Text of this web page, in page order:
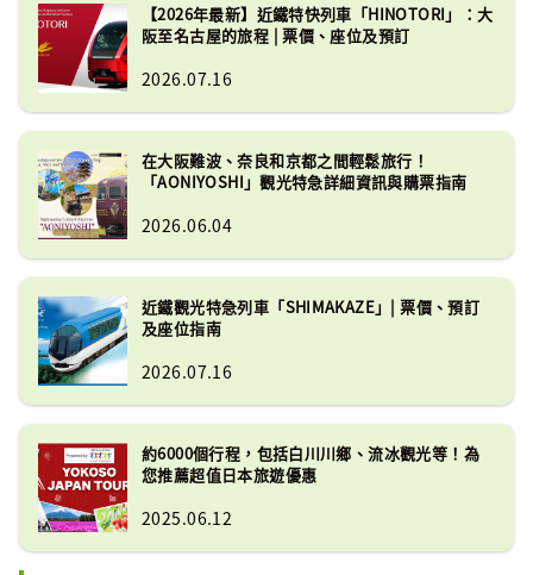
【2026年最新】近鐵特快列車「HINOTORI」：大
阪至名古屋的旅程 | 票價、座位及預訂
2026.07.16
在大阪難波、奈良和京都之間輕鬆旅行！
「AONIYOSHI」觀光特急詳細資訊與購票指南
2026.06.04
近鐵觀光特急列車「SHIMAKAZE」| 票價、預訂
及座位指南
2026.07.16
約6000個行程，包括白川川鄉、流冰觀光等！為
您推薦超值日本旅遊優惠
2025.06.12